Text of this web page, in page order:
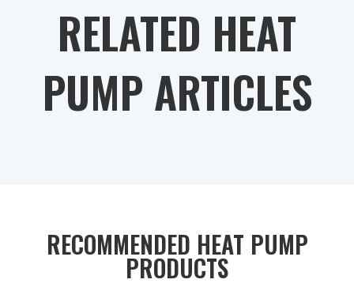
RELATED HEAT
PUMP ARTICLES
RECOMMENDED HEAT PUMP
PRODUCTS